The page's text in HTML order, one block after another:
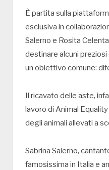
È partita sulla
esclusiva in
Salerno e Rosita
destinare alcuni
un obiettivo comune:
Il ricavato delle aste,
lavoro di Animal
degli animali allevati a
Sabrina Salerno,
famosissima in Italia e